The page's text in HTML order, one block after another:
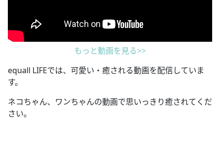
もっと動画を見る>>
equall LIFEでは、可愛い・癒される動画を配信していま
す。
ネコちゃん、ワンちゃんの動画で思いっきり癒されてくだ
さい。